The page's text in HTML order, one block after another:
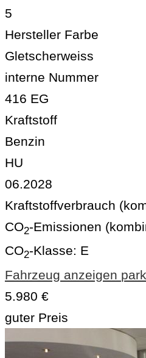
5
Hersteller Farbe
Gletscherweiss
interne Nummer
416 EG
Kraftstoff
Benzin
HU
06.2028
Kraftstoffverbrauch
CO2-Emissionen
CO2-Klasse: E
Fahrzeug anzeigen
5.980 €
guter Preis